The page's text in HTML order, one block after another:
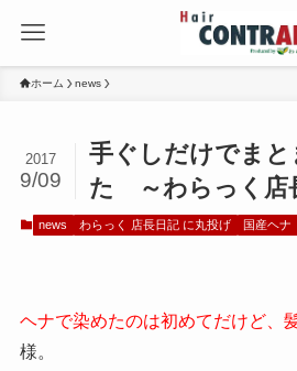
ホーム news
手ぐしだけでま
た ～わらっく店
2017
9/09
news わらっく 店長日記 に丸投げ 国産ヘナ
ヘナで染めたのは初めてだけど、
様。